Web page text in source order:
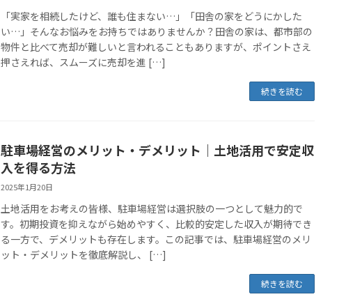
「実家を相続したけど、誰も住まない…」「田舎の家をどうにかした
い…」そんなお悩みをお持ちではありませんか？田舎の家は、都市部の
物件と比べて売却が難しいと言われることもありますが、ポイントさえ
押さえれば、スムーズに売却を進 […]
続きを読む
駐車場経営のメリット・デメリット｜土地活用で安定収
入を得る方法
2025年1月20日
土地活用をお考えの皆様、駐車場経営は選択肢の一つとして魅力的で
す。初期投資を抑えながら始めやすく、比較的安定した収入が期待でき
る一方で、デメリットも存在します。この記事では、駐車場経営のメリ
ット・デメリットを徹底解説し、 […]
続きを読む